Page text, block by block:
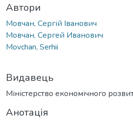
Автори
Мовчан, Сергій Іванович
Мовчан, Сергей Иванович
Movchan, Serhii
Видавець
Міністерство економічного
Анотація